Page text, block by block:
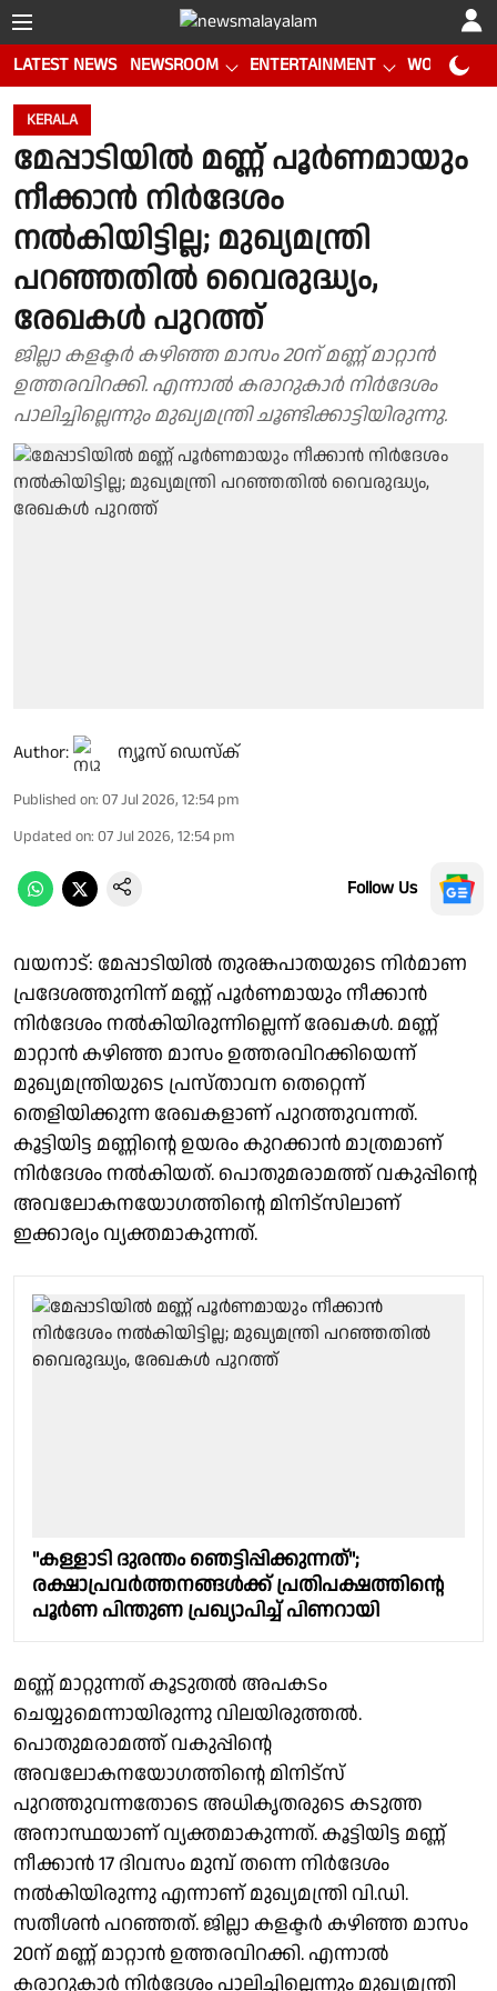
LATEST NEWS NEWSROOM ENTERTAINMENT WORLD CUP
KERALA
മേപ്പാടിയിൽ മണ്ണ് പൂർണമായും
നീക്കാൻ നിർദേശം
നൽകിയിട്ടില്ല; മുഖ്യമന്ത്രി
പറഞ്ഞതിൽ വൈരുദ്ധ്യം,
രേഖകൾ പുറത്ത്
ജില്ലാ കളക്ടർ കഴിഞ്ഞ മാസം 20ന് മണ്ണ് മാറ്റാൻ
ഉത്തരവിറക്കി. എന്നാൽ കരാറുകാർ നിർദേശം
പാലിച്ചില്ലെന്നും മുഖ്യമന്ത്രി ചൂണ്ടിക്കാട്ടിയിരുന്നു.
Author: ന്യൂസ് ഡെസ്ക്
Published on: 07 Jul 2026, 12:54 pm
Updated on: 07 Jul 2026, 12:54 pm
Follow Us
വയനാട്: മേപ്പാടിയിൽ തുരങ്കപാതയുടെ നിർമാണ
പ്രദേശത്തുനിന്ന് മണ്ണ് പൂർണമായും നീക്കാൻ
നിർദേശം നൽകിയിരുന്നില്ലെന്ന് രേഖകൾ. മണ്ണ്
മാറ്റാൻ കഴിഞ്ഞ മാസം ഉത്തരവിറക്കിയെന്ന്
മുഖ്യമന്ത്രിയുടെ പ്രസ്താവന തെറ്റെന്ന്
തെളിയിക്കുന്ന രേഖകളാണ് പുറത്തുവന്നത്.
കൂട്ടിയിട്ട മണ്ണിന്റെ ഉയരം കുറക്കാൻ മാത്രമാണ്
നിർദേശം നൽകിയത്. പൊതുമരാമത്ത് വകുപ്പിന്റെ
അവലോകനയോഗത്തിന്റെ മിനിട്സിലാണ്
ഇക്കാര്യം വ്യക്തമാകുന്നത്.
"കള്ളാടി ദുരന്തം ഞെട്ടിപ്പിക്കുന്നത്";
രക്ഷാപ്രവർത്തനങ്ങൾക്ക് പ്രതിപക്ഷത്തിൻ്റെ
പൂർണ പിന്തുണ പ്രഖ്യാപിച്ച് പിണറായി
മണ്ണ് മാറ്റുന്നത് കൂടുതൽ അപകടം
ചെയ്യുമെന്നായിരുന്നു വിലയിരുത്തൽ.
പൊതുമരാമത്ത് വകുപ്പിന്റെ
അവലോകനയോഗത്തിന്റെ മിനിട്സ്
പുറത്തുവന്നതോടെ അധികൃതരുടെ കടുത്ത
അനാസ്ഥയാണ് വ്യക്തമാകുന്നത്. കൂട്ടിയിട്ട മണ്ണ്
നീക്കാൻ 17 ദിവസം മുമ്പ് തന്നെ നിർദേശം
നൽകിയിരുന്നു എന്നാണ് മുഖ്യമന്ത്രി വി.ഡി.
സതീശൻ പറഞ്ഞത്. ജില്ലാ കളക്ടർ കഴിഞ്ഞ മാസം
20ന് മണ്ണ് മാറ്റാൻ ഉത്തരവിറക്കി. എന്നാൽ
കരാറുകാർ നിർദേശം പാലിച്ചില്ലെന്നും മുഖ്യമന്ത്രി